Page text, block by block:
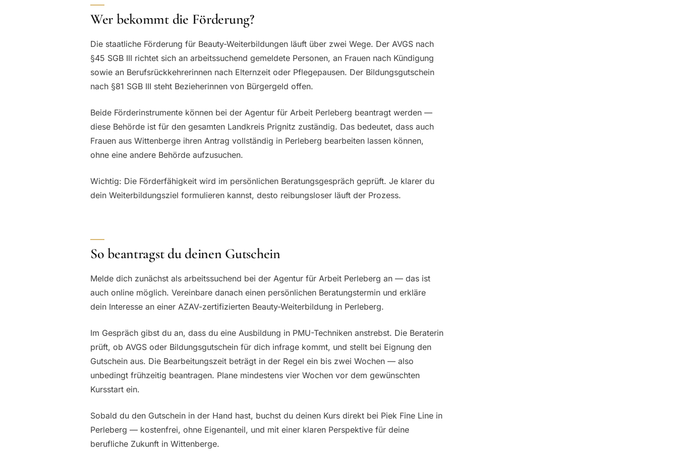
Wer bekommt die Förderung?
Die staatliche Förderung für Beauty-Weiterbildungen läuft über zwei Wege. Der AVGS nach
§45 SGB III richtet sich an arbeitssuchend gemeldete Personen, an Frauen nach Kündigung
sowie an Berufsrückkehrerinnen nach Elternzeit oder Pflegepausen. Der Bildungsgutschein
nach §81 SGB III steht Bezieherinnen von Bürgergeld offen.
Beide Förderinstrumente können bei der Agentur für Arbeit Perleberg beantragt werden —
diese Behörde ist für den gesamten Landkreis Prignitz zuständig. Das bedeutet, dass auch
Frauen aus Wittenberge ihren Antrag vollständig in Perleberg bearbeiten lassen können,
ohne eine andere Behörde aufzusuchen.
Wichtig: Die Förderfähigkeit wird im persönlichen Beratungsgespräch geprüft. Je klarer du
dein Weiterbildungsziel formulieren kannst, desto reibungsloser läuft der Prozess.
So beantragst du deinen Gutschein
Melde dich zunächst als arbeitssuchend bei der Agentur für Arbeit Perleberg an — das ist
auch online möglich. Vereinbare danach einen persönlichen Beratungstermin und erkläre
dein Interesse an einer AZAV-zertifizierten Beauty-Weiterbildung in Perleberg.
Im Gespräch gibst du an, dass du eine Ausbildung in PMU-Techniken anstrebst. Die Beraterin
prüft, ob AVGS oder Bildungsgutschein für dich infrage kommt, und stellt bei Eignung den
Gutschein aus. Die Bearbeitungszeit beträgt in der Regel ein bis zwei Wochen — also
unbedingt frühzeitig beantragen. Plane mindestens vier Wochen vor dem gewünschten
Kursstart ein.
Sobald du den Gutschein in der Hand hast, buchst du deinen Kurs direkt bei Piek Fine Line in
Perleberg — kostenfrei, ohne Eigenanteil, und mit einer klaren Perspektive für deine
berufliche Zukunft in Wittenberge.